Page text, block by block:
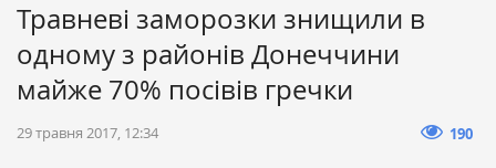
Травневі заморозки знищили в
одному з районів Донеччини
майже 70% посівів гречки
29 травня 2017, 12:34 190